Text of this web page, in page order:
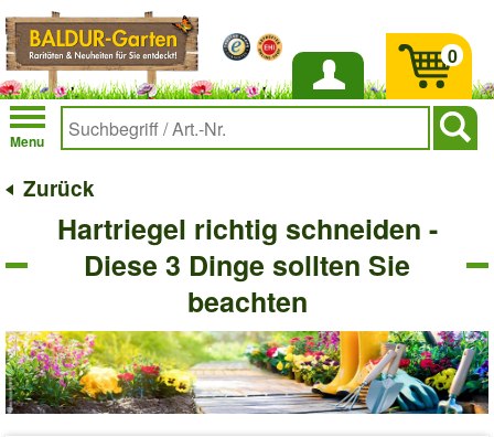
Anmelden
Menu
0
Zurück
Hartriegel richtig schneiden -
Diese 3 Dinge sollten Sie
beachten